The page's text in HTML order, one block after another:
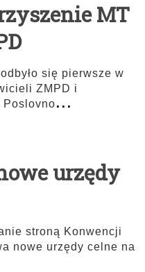
MT
się pierwsze w
ZMPD i
Poslovno...
urzędy
stroną Konwencji
nowe urzędy celne na